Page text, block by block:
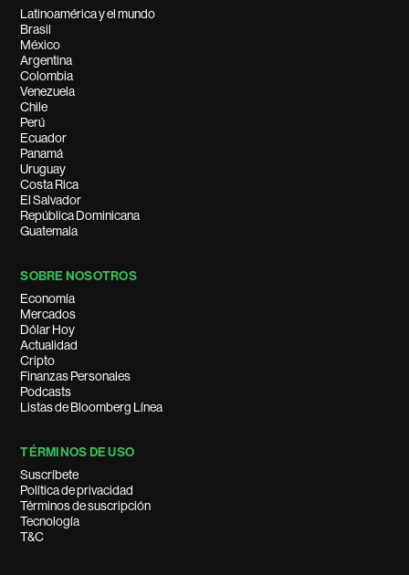
Latinoamérica y el mundo
Brasil
México
Argentina
Colombia
Venezuela
Chile
Perú
Ecuador
Panamá
Uruguay
Costa Rica
El Salvador
República Dominicana
Guatemala
SOBRE NOSOTROS
Economía
Mercados
Dólar Hoy
Actualidad
Cripto
Finanzas Personales
Podcasts
Listas de Bloomberg Línea
TÉRMINOS DE USO
Suscríbete
Política de privacidad
Términos de suscripción
Tecnología
T&C